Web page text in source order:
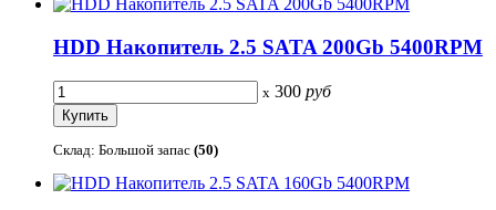
HDD Накопитель 2.5 SATA 200Gb 5400RPM
x 300 руб
Склад: Большой запас (50)